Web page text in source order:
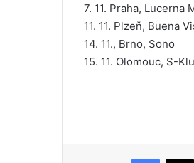
7. 11. Praha, Lucerna
11. 11. Plzeň, Buena
14. 11., Brno, Sono
15. 11. Olomouc, S-